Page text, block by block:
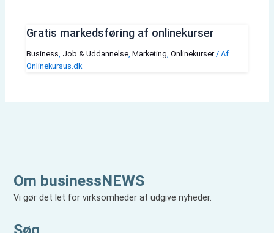
Gratis markedsføring af onlinekurser
Business, Job & Uddannelse, Marketing, Onlinekurser/ Af
Onlinekursus.dk
Om businessNEWS
Vi gør det let for virksomheder at udgive nyheder.